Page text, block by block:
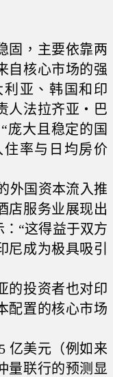
固，主要依靠两
自核心市场的强
亚、韩国和印
人法拉齐亚・巴
庞大且稳定的国
率与日均房价
外国资本流入推
店服务业展现出
“这得益于双方
尼成为极具吸引
的投资者也对印
配置的核心市场
亿美元（例如来
量联行的预测显